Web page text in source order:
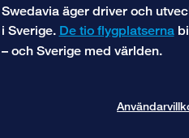
Swedavia äger driver och
i Sverige. De tio flygplatserna
– och Sverige med världen.